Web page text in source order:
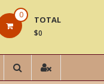
0 TOTAL
$0